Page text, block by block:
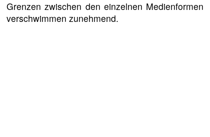
Grenzen zwischen den einzelnen Medienformen
verschwimmen zunehmend.